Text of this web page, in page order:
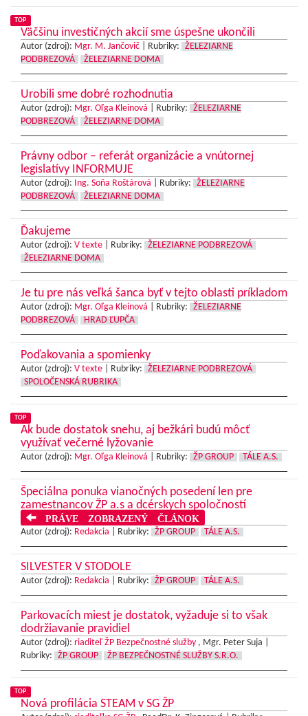
TOP
Väčšinu investičných akcií sme úspešne ukončili
Autor (zdroj): Mgr. M. Jančovič Rubriky:
ŽELEZIARNE
PODBREZOVÁ
ŽELEZIARNE DOMA
Urobili sme dobré rozhodnutia
Autor (zdroj): Mgr. Oľga Kleinová Rubriky:
ŽELEZIARNE
PODBREZOVÁ
ŽELEZIARNE DOMA
Právny odbor – referát organizácie a vnútornej
legislatívy INFORMUJE
Autor (zdroj): Ing. Soňa Roštárová Rubriky:
ŽELEZIARNE
PODBREZOVÁ
ŽELEZIARNE DOMA
Ďakujeme
Autor (zdroj): V texte Rubriky:
ŽELEZIARNE PODBREZOVÁ
ŽELEZIARNE DOMA
Je tu pre nás veľká šanca byť v tejto oblasti príkladom
Autor (zdroj): Mgr. Oľga Kleinová Rubriky:
ŽELEZIARNE
PODBREZOVÁ
HRAD ĽUPČA
Poďakovania a spomienky
Autor (zdroj): V texte Rubriky:
ŽELEZIARNE PODBREZOVÁ
SPOLOČENSKÁ RUBRIKA
TOP
Ak bude dostatok snehu, aj bežkári budú môcť
využívať večerné lyžovanie
Autor (zdroj): Mgr. Oľga Kleinová Rubriky: ŽP GROUP TÁLE A.S.
Špeciálna ponuka vianočných posedení len pre
zamestnancov ŽP a.s a dcérskych spoločností
PRÁVE ZOBRAZENÝ ČLÁNOK
Autor (zdroj): Redakcia Rubriky: ŽP GROUP TÁLE A.S.
SILVESTER V STODOLE
Autor (zdroj): Redakcia Rubriky: ŽP GROUP TÁLE A.S.
Parkovacích miest je dostatok, vyžaduje si to však
dodržiavanie pravidiel
Autor (zdroj): riaditeľ ŽP Bezpečnostné služby , Mgr. Peter Suja |
Rubriky:
ŽP GROUP ŽP BEZPEČNOSTNÉ SLUŽBY S.R.O.
TOP
Nová profilácia STEAM v SG ŽP